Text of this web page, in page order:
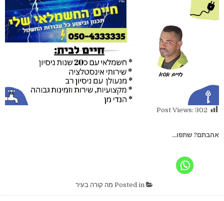
Post Views: 302
אהבתם? שתפו...
מה קורה בעיר